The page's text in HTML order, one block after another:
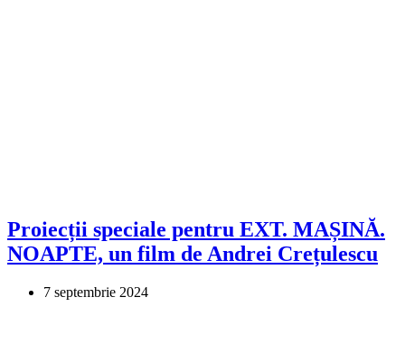
Proiecții speciale pentru EXT. MAȘINĂ.
NOAPTE, un film de Andrei Crețulescu
7 septembrie 2024